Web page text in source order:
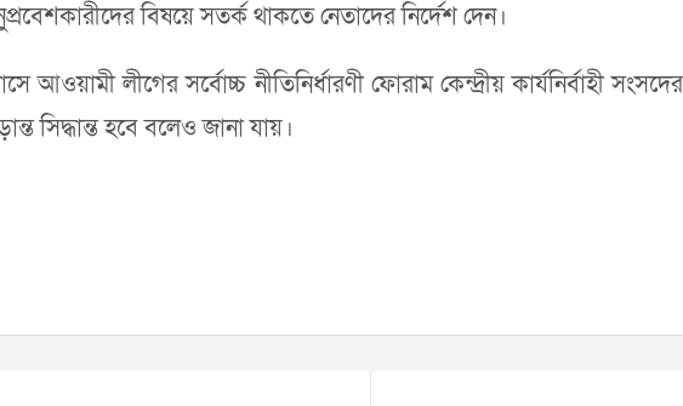
বিষয়ে সতর্ক থাকতে নেতাদের নির্দেশ দেন।
লীগের সর্বোচ্চ নীতিনির্ধারণী ফোরাম কেন্দ্রীয় কার্যনির্বাহী
সিদ্ধান্ত হবে বলেও জানা যায়।